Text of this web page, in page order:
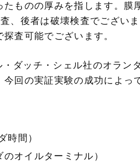
ものの厚みを指します。
、後者は破壊検査でござい
査可能でございます。
ダッチ・シェル社のオラン
回の実証実験の成功によ
時間）
オイルターミナル）